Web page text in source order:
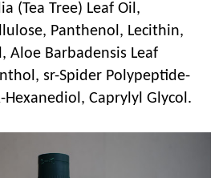
(Tea Tree) Leaf Oil,
Panthenol, Lecithin,
Aloe Barbadensis Leaf
sr-Spider Polypeptide-
Hexanediol, Caprylyl Glycol.